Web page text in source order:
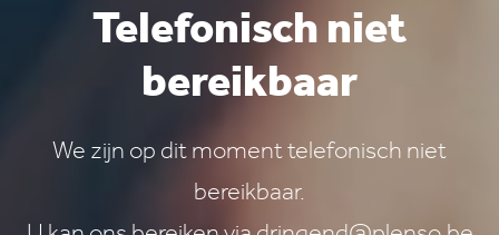
Telefonisch niet
bereikbaar
We zijn op dit moment telefonisch niet
bereikbaar.